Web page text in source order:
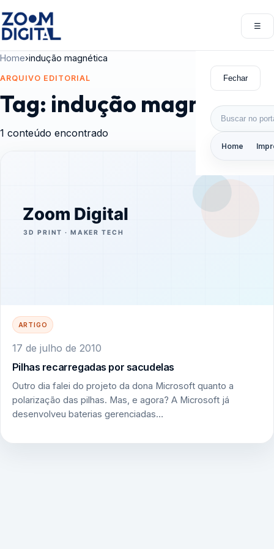
☰
Fechar
Buscar por:
Home
Home›indução magnética
ARQUIVO EDITORIAL
Tag: indução magnética
1 conteúdo encontrado
ARTIGO
17 de julho de 2010
Pilhas recarregadas por sacudelas
Outro dia falei do projeto da dona Microsoft quanto a
polarização das pilhas. Mas, e agora? A Microsoft já
desenvolveu baterias gerenciadas…